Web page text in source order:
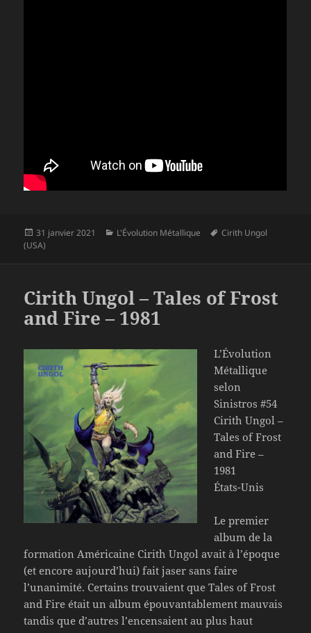
Publié
le
31 janvier 2021 Catégories
L'Évolution Métallique
Mots-
Cirith Ungol
(USA)
Cirith Ungol – Tales of Frost
and Fire – 1981
L’Évolution
Métallique
selon
Sinistros #54
Cirith Ungol –
Tales of Frost
and Fire –
1981
États-Unis
Le premier
album de la
formation Américaine Cirith Ungol avait à l’époque
(et encore aujourd’hui) fait jaser sans faire
l’unanimité. Certains trouvaient que Tales of Frost
and Fire était un album épouvantablement mauvais
tandis que d’autres l’encensaient au plus haut